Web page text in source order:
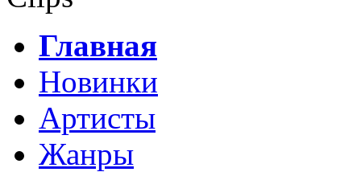
Главная
Новинки
Артисты
Жанры